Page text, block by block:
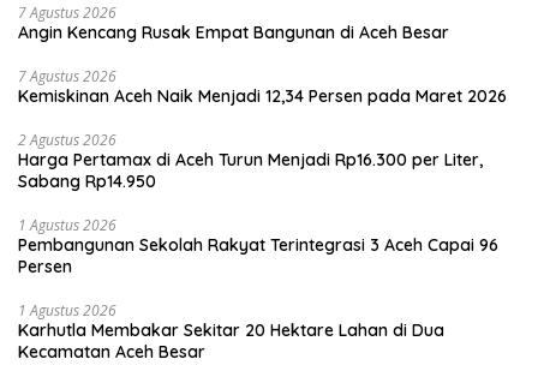
7 Agustus 2026
Angin Kencang Rusak Empat Bangunan di Aceh Besar
7 Agustus 2026
Kemiskinan Aceh Naik Menjadi 12,34 Persen pada Maret 2026
2 Agustus 2026
Harga Pertamax di Aceh Turun Menjadi Rp16.300 per Liter,
Sabang Rp14.950
1 Agustus 2026
Pembangunan Sekolah Rakyat Terintegrasi 3 Aceh Capai 96
Persen
1 Agustus 2026
Karhutla Membakar Sekitar 20 Hektare Lahan di Dua
Kecamatan Aceh Besar